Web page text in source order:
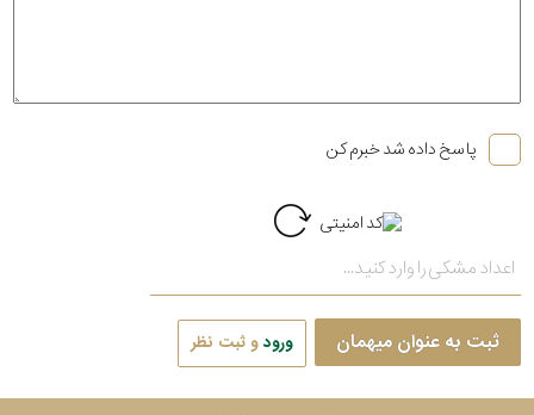
پاسخ داده شد خبرم کن
ثبت به عنوان میهمان ورودو ثبت نظر